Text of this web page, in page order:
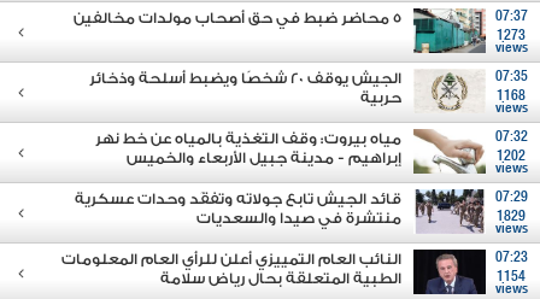
07:37
1273
views
5 محاضر ضبط في حق أصحاب مولدات مخالفين
07:35
1168
views
الجيش يوقف 20 شخصًا ويضبط أسلحة وذخائر
حربية
07:32
1202
views
مياه بيروت: وقف التغذية بالمياه عن خط نهر
إبراهيم - مدينة جبيل الأربعاء والخميس
07:29
1829
views
قائد الجيش تابع جولاته وتفقَد وحدات عسكرية
منتشرة في صيدا والسعديات
07:23
1154
views
النائب العام التمييزي أعلن للرأي العام المعلومات
الطبية المتعلقة بحال رياض سلامة